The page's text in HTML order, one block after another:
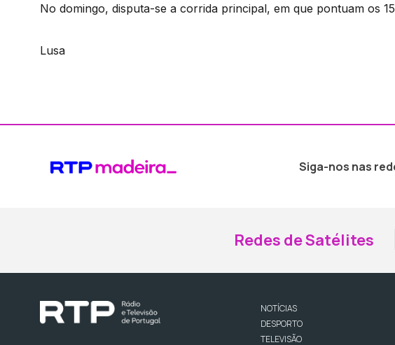
No domingo, disputa-se a corrida principal, em que pontuam os
Lusa
Siga-nos nas
Redes de Satélites
NOTÍCIAS
DESPORTO
TELEVISÃO